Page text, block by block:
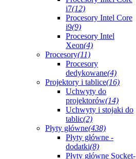
i7(12)
Procesory Intel Core
i9(9)
Procesory Intel
Xeon(4)
Procesory(11)
Procesory
dedykowane(4)
Projektory i tablice(16)
Uchwyty do
projektorów(14)
Uchwyty i stojaki do
tablic(2)
Płyty główne(438)
Płyty główne -
dodatki(8)
Płyty główne Socket-